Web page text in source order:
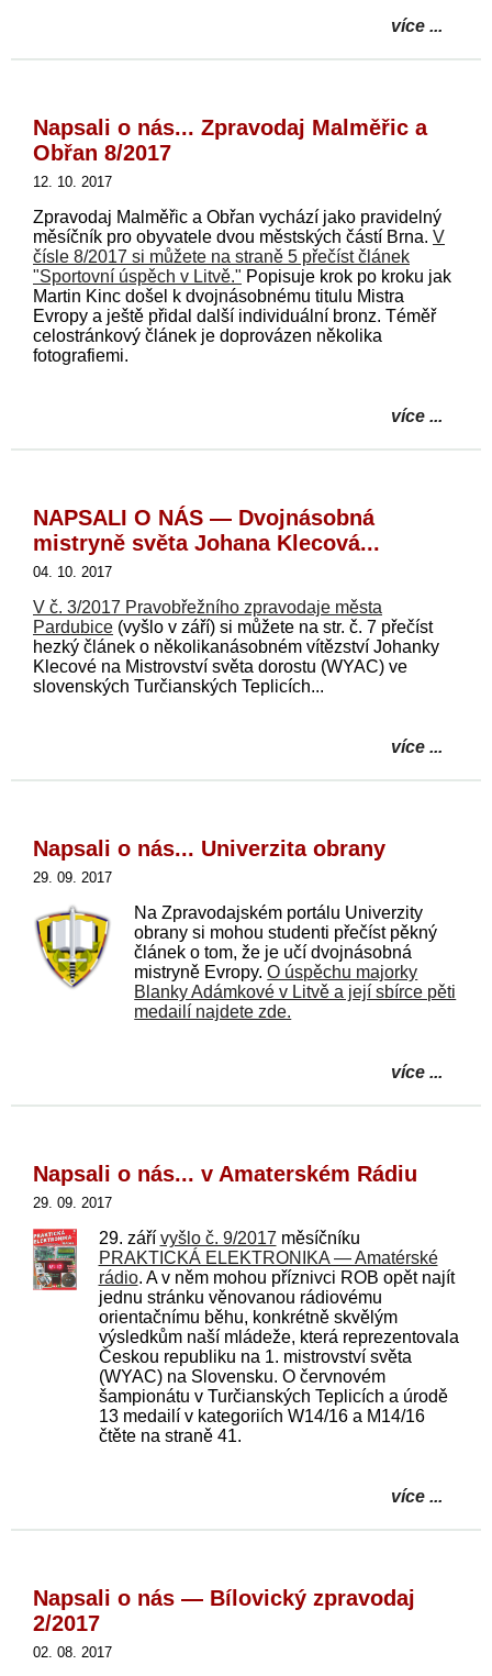
více ...
Napsali o nás... Zpravodaj Malměřic a
Obřan 8/2017
12. 10. 2017
Zpravodaj Malměřic a Obřan vychází jako pravidelný
měsíčník pro obyvatele dvou městských částí Brna. V
čísle 8/2017 si můžete na straně 5 přečíst článek
"Sportovní úspěch v Litvě." Popisuje krok po kroku jak
Martin Kinc došel k dvojnásobnému titulu Mistra
Evropy a ještě přidal další individuální bronz. Téměř
celostránkový článek je doprovázen několika
fotografiemi.
více ...
NAPSALI O NÁS — Dvojnásobná
mistryně světa Johana Klecová...
04. 10. 2017
V č. 3/2017 Pravobřežního zpravodaje města
Pardubice (vyšlo v září) si můžete na str. č. 7 přečíst
hezký článek o několikanásobném vítězství Johanky
Klecové na Mistrovství světa dorostu (WYAC) ve
slovenských Turčianských Teplicích...
více ...
Napsali o nás... Univerzita obrany
29. 09. 2017
Na Zpravodajském portálu Univerzity
obrany si mohou studenti přečíst pěkný
článek o tom, že je učí dvojnásobná
mistryně Evropy.O úspěchu majorky
Blanky Adámkové v Litvě a její sbírce pěti
medailí najdete zde.
více ...
Napsali o nás... v Amaterském Rádiu
29. 09. 2017
29. září vyšlo č. 9/2017 měsíčníku
PRAKTICKÁ ELEKTRONIKA — Amatérské
rádio. A v něm mohou příznivci ROB opět najít
jednu stránku věnovanou rádiovému
orientačnímu běhu, konkrétně skvělým
výsledkům naší mládeže, která reprezentovala
Českou republiku na 1. mistrovství světa
(WYAC) na Slovensku. O červnovém
šampionátu v Turčianských Teplicích a úrodě
13 medailí v kategoriích W14/16 a M14/16
čtěte na straně 41.
více ...
Napsali o nás — Bílovický zpravodaj
2/2017
02. 08. 2017